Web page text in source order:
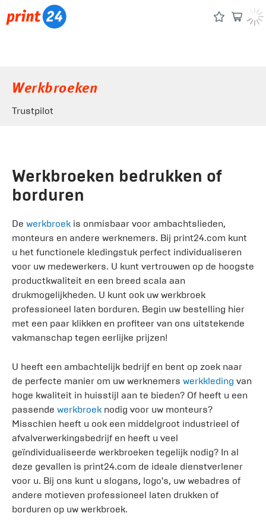
Werkbroeken
Trustpilot
Werkbroeken bedrukken of
borduren
De werkbroek is onmisbaar voor ambachtslieden,
monteurs en andere werknemers. Bij print24.com kunt
u het functionele kledingstuk perfect individualiseren
voor uw medewerkers. U kunt vertrouwen op de hoogste
productkwaliteit en een breed scala aan
drukmogelijkheden. U kunt ook uw werkbroek
professioneel laten borduren. Begin uw bestelling hier
met een paar klikken en profiteer van ons uitstekende
vakmanschap tegen eerlijke prijzen!
U heeft een ambachtelijk bedrijf en bent op zoek naar
de perfecte manier om uw werknemers werkkleding van
hoge kwaliteit in huisstijl aan te bieden? Of heeft u een
passende werkbroek nodig voor uw monteurs?
Misschien heeft u ook een middelgroot industrieel of
afvalverwerkingsbedrijf en heeft u veel
geïndividualiseerde werkbroeken tegelijk nodig? In al
deze gevallen is print24.com de ideale dienstverlener
voor u. Bij ons kunt u slogans, logo's, uw webadres of
andere motieven professioneel laten drukken of
borduren op uw werkbroek.